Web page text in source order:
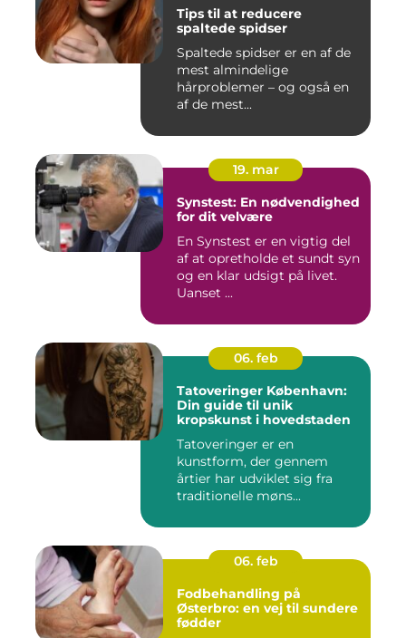
Tips til at reducere
spaltede spidser
Spaltede spidser er en af de
mest almindelige
hårproblemer – og også en
af de mest...
19. mar
Synstest: En nødvendighed
for dit velvære
En Synstest er en vigtig del
af at opretholde et sundt syn
og en klar udsigt på livet.
Uanset ...
06. feb
Tatoveringer København:
Din guide til unik
kropskunst i hovedstaden
Tatoveringer er en
kunstform, der gennem
årtier har udviklet sig fra
traditionelle møns...
06. feb
Fodbehandling på
Østerbro: en vej til sundere
fødder